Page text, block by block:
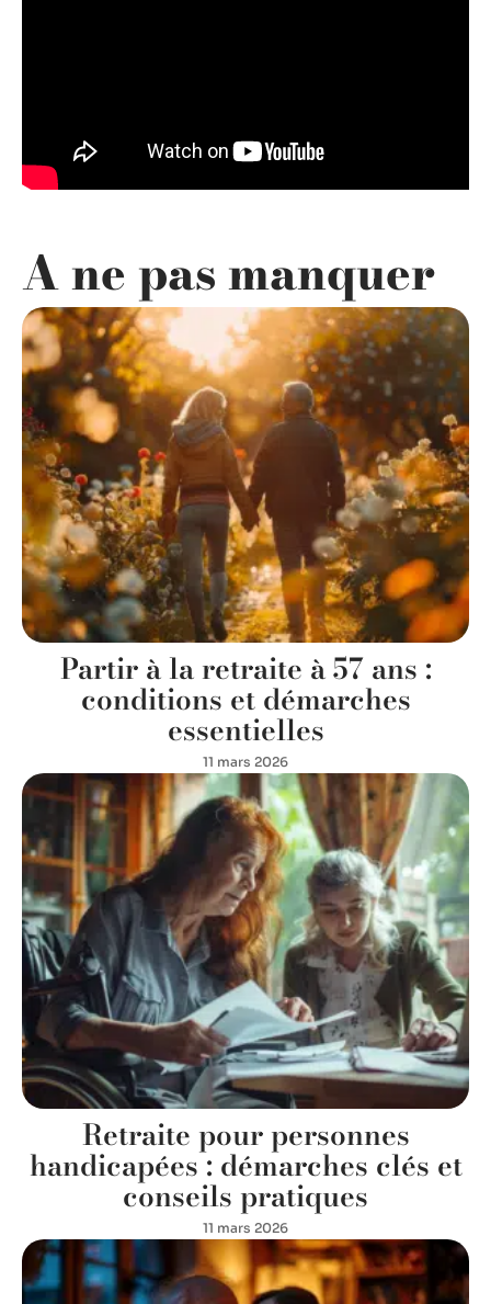
A ne pas manquer
Partir à la retraite à 57 ans :
conditions et démarches
essentielles
11 mars 2026
Retraite pour personnes
handicapées : démarches clés et
conseils pratiques
11 mars 2026